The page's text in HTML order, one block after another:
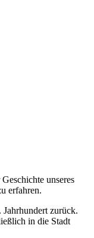
unseres
erfahren.
zurück.
in die Stadt